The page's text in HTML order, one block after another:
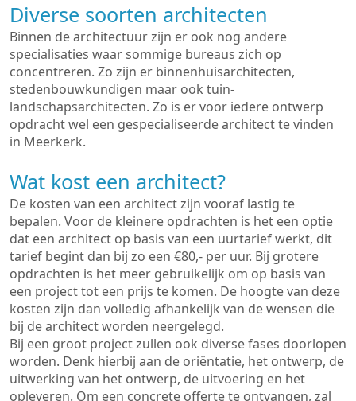
Diverse soorten architecten
Binnen de architectuur zijn er ook nog andere
specialisaties waar sommige bureaus zich op
concentreren. Zo zijn er binnenhuisarchitecten,
stedenbouwkundigen maar ook tuin-
landschapsarchitecten. Zo is er voor iedere ontwerp
opdracht wel een gespecialiseerde architect te vinden
in Meerkerk.
Wat kost een architect?
De kosten van een architect zijn vooraf lastig te
bepalen. Voor de kleinere opdrachten is het een optie
dat een architect op basis van een uurtarief werkt, dit
tarief begint dan bij zo een €80,- per uur. Bij grotere
opdrachten is het meer gebruikelijk om op basis van
een project tot een prijs te komen. De hoogte van deze
kosten zijn dan volledig afhankelijk van de wensen die
bij de architect worden neergelegd.
Bij een groot project zullen ook diverse fases doorlopen
worden. Denk hierbij aan de oriëntatie, het ontwerp, de
uitwerking van het ontwerp, de uitvoering en het
opleveren. Om een concrete offerte te ontvangen, zal